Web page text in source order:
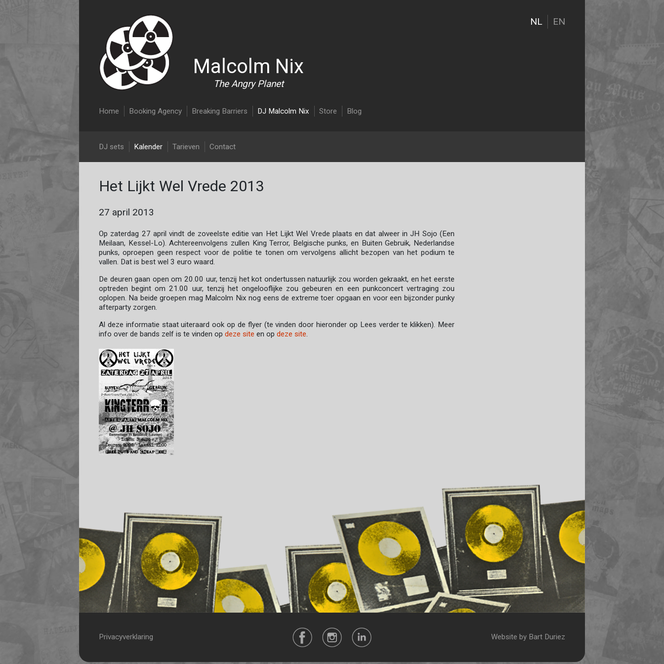
Malcolm Nix
The Angry Planet
NL EN
Main navigation
Home Booking Agency Breaking Barriers DJ Malcolm Nix Store Blog
DJ Malcolm Nix
DJ sets Kalender Tarieven Contact
Het Lijkt Wel Vrede 2013
27 april 2013
Op zaterdag 27 april vindt de zoveelste editie van Het Lijkt Wel Vrede plaats en dat alweer in JH Sojo (Een
Meilaan, Kessel-Lo). Achtereenvolgens zullen King Terror, Belgische punks, en Buiten Gebruik, Nederlandse
punks, oproepen geen respect voor de politie te tonen om vervolgens allicht bezopen van het podium te
vallen. Dat is best wel 3 euro waard.
De deuren gaan open om 20.00 uur, tenzij het kot ondertussen natuurlijk zou worden gekraakt, en het eerste
optreden begint om 21.00 uur, tenzij het ongelooflijke zou gebeuren en een punkconcert vertraging zou
oplopen. Na beide groepen mag Malcolm Nix nog eens de extreme toer opgaan en voor een bijzonder punky
afterparty zorgen.
Al deze informatie staat uiteraard ook op de flyer (te vinden door hieronder op Lees verder te klikken). Meer
info over de bands zelf is te vinden op deze site en op deze site.
Privacyverklaring Website by Bart Duriez